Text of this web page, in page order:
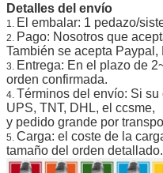
Detalles del envío
1. El embalar: 1 pedazo/
2. Pago: Nosotros que
También se acepta Paypal,
3. Entrega: En el plazo de
orden confirmada.
4. Términos del envío: Si
UPS, TNT, DHL, el ccsme,
y pedido grande por
5. Carga: el coste de la
tamaño del orden detallado.